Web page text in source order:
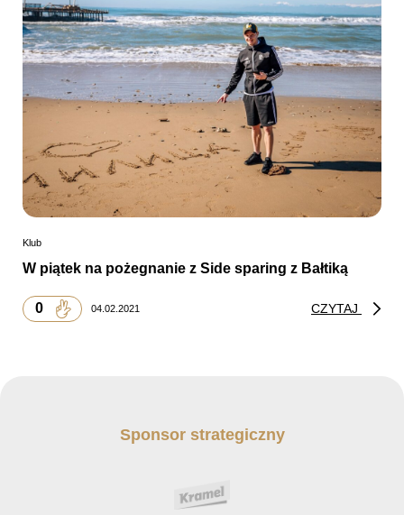
Klub
W piątek na pożegnanie z Side sparing z Bałtiką
0 04.02.2021 CZYTAJ
Sponsor strategiczny